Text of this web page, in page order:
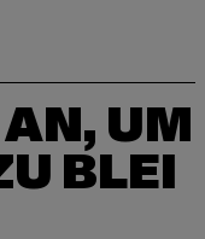
UM
BLEI